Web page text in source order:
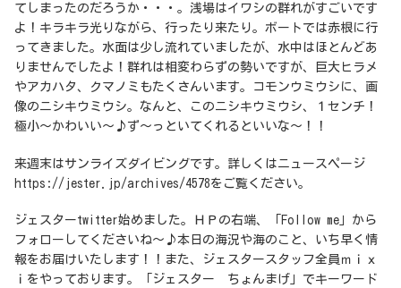
てしまったのだろうか・・・。浅場はイワシの群れがすごいです
よ！キラキラ光りながら、行ったり来たり。ボートでは赤根に行
ってきました。水面は少し流れていましたが、水中はほとんどあ
りませんでしたよ！群れは相変わらずの勢いですが、巨大ヒラメ
やアカハタ、クマノミもたくさんいます。コモンウミウシに、画
像のニシキウミウシ。なんと、このニシキウミウシ、１センチ！
極小～かわいい～♪ず～っといてくれるといいな～！！
来週末はサンライズダイビングです。詳しくはニュースページ
https://jester.jp/archives/4578をご覧ください。
ジェスターtwitter始めました。ＨＰの右端、「Follow me」から
フォローしてくださいね～♪本日の海況や海のこと、いち早く情
報をお届けいたします！！また、ジェスタースタッフ全員ｍｉｘ
ｉをやっております。「ジェスター ちょんまげ」でキーワード